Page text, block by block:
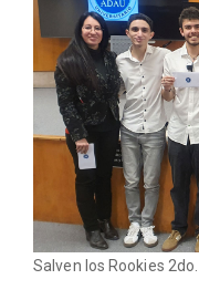
Salven los Rookies